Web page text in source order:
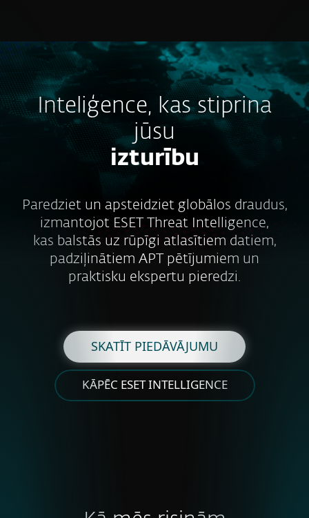
Inteliģence, kas stiprina
jūsu
izturību
Paredziet un apsteidziet globālos draudus,
izmantojot ESET Threat Intelligence,
kas balstās uz rūpīgi atlasītiem datiem,
padziļinātiem APT pētījumiem un
praktisku ekspertu pieredzi.
SKATĪT PIEDĀVĀJUMU
KĀPĒC ESET INTELLIGENCE